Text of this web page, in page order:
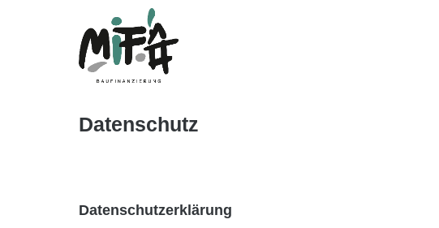
Datenschutz
Datenschutzerklärung